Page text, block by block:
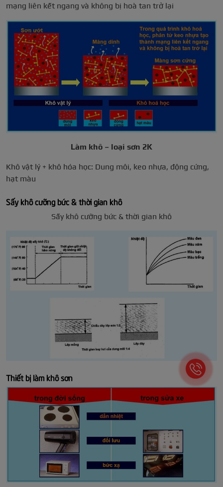
mạng liên kết ngang và không bị hoà tan trở lại
Làm khô – loại sơn 2K
Khô vật lý + khô hóa học: Dung môi, keo nhựa, động cứng,
hạt màu
Sấy khô cưỡng bức & thời gian khô
Sấy khô cưỡng bức & thời gian khô
Thiết bị làm khô sơn